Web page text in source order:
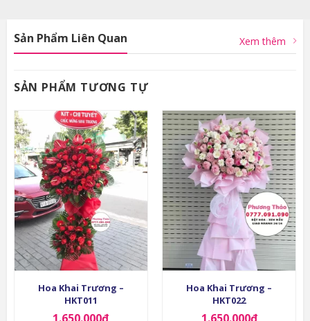
Sản Phẩm Liên Quan Xem thêm
SẢN PHẨM TƯƠNG TỰ
Hoa Khai Trương –
HKT011
1.650.000₫
Hoa Khai Trương –
HKT022
1.650.000₫